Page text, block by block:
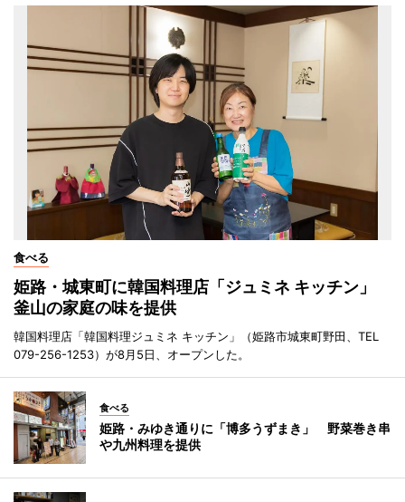
食べる
姫路・城東町に韓国料理店「ジュミネ キッチン」
釜山の家庭の味を提供
韓国料理店「韓国料理ジュミネ キッチン」（姫路市城東町野田、TEL
079-256-1253）が8月5日、オープンした。
食べる
姫路・みゆき通りに「博多うずまき」 野菜巻き串
や九州料理を提供